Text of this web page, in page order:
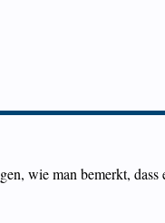
wie man bemerkt, dass